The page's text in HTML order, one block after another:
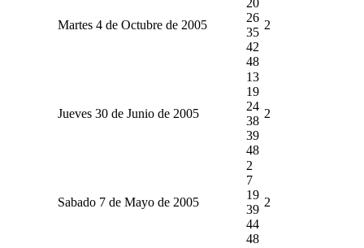
Martes 4 de Octubre de 2005
26
35
42
48
2
Jueves 30 de Junio de 2005
13
19
24
38
39
48
2
Sabado 7 de Mayo de 2005
2
7
19
39
44
48
2